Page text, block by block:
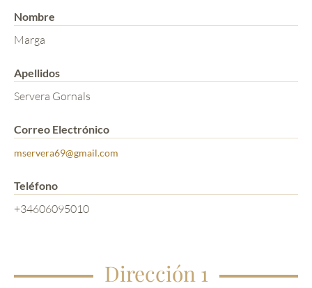
Nombre
Marga
Apellidos
Servera Gornals
Correo Electrónico
mservera69@gmail.com
Teléfono
+34606095010
Dirección 1